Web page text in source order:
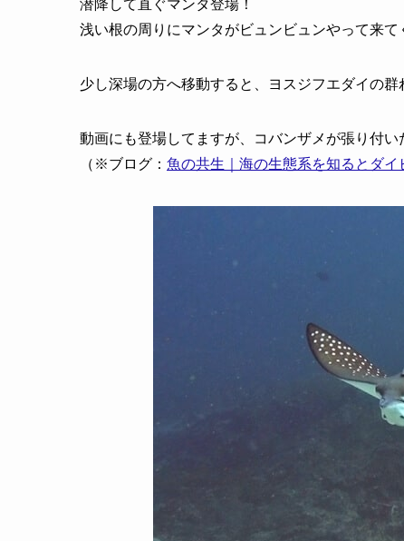
潜降して直ぐマンタ登場！
浅い根の周りにマンタがビュンビュンやって来て
少し深場の方へ移動すると、ヨスジフエダイの群
動画にも登場してますが、コバンザメが張り付い
（※ブログ： 魚の共生｜海の生態系を知るとダイ